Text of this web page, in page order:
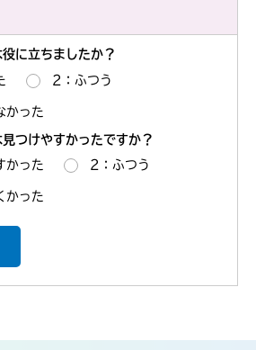
に立ちましたか？
2：ふつう
かった
つけやすかったですか？
かった 2：ふつう
かった